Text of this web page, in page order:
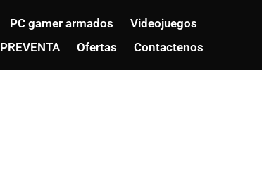
PC gamer armados
Videojuegos
PREVENTA Ofertas Contactenos